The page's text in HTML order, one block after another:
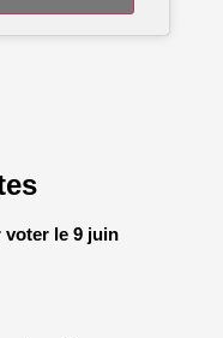
voter le 9 juin